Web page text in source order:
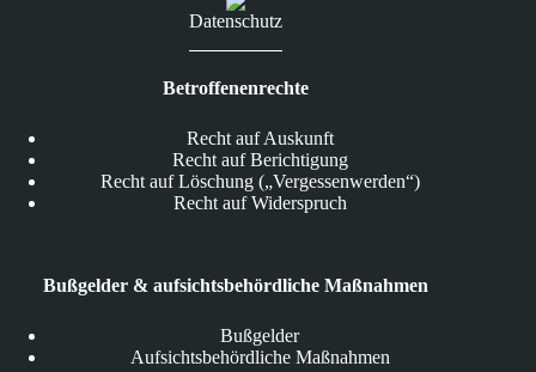
Datenschutz
Betroffenenrechte
Recht auf Auskunft
Recht auf Berichtigung
Recht auf Löschung („Vergessenwerden“)
Recht auf Widerspruch
Bußgelder & aufsichtsbehördliche Maßnahmen
Bußgelder
Aufsichtsbehördliche Maßnahmen